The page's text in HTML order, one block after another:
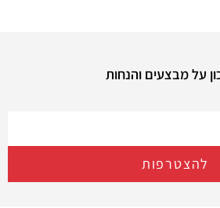
על מבצעים והנחות
להצטרפות